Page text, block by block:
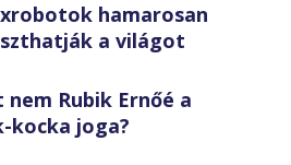
hamarosan
a világot
nem Rubik Ernőé a
kocka joga?